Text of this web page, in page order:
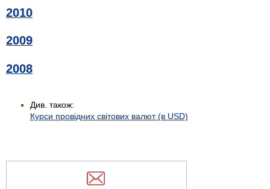
2010
2009
2008
Див. також:
Курси провідних світових валют (в USD)